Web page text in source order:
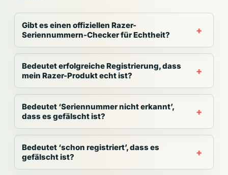
Gibt es einen offiziellen Razer-
Seriennummern-Checker für Echtheit?
Bedeutet erfolgreiche Registrierung, dass
mein Razer-Produkt echt ist?
Bedeutet ‘Seriennummer nicht erkannt’,
dass es gefälscht ist?
Bedeutet ‘schon registriert’, dass es
gefälscht ist?